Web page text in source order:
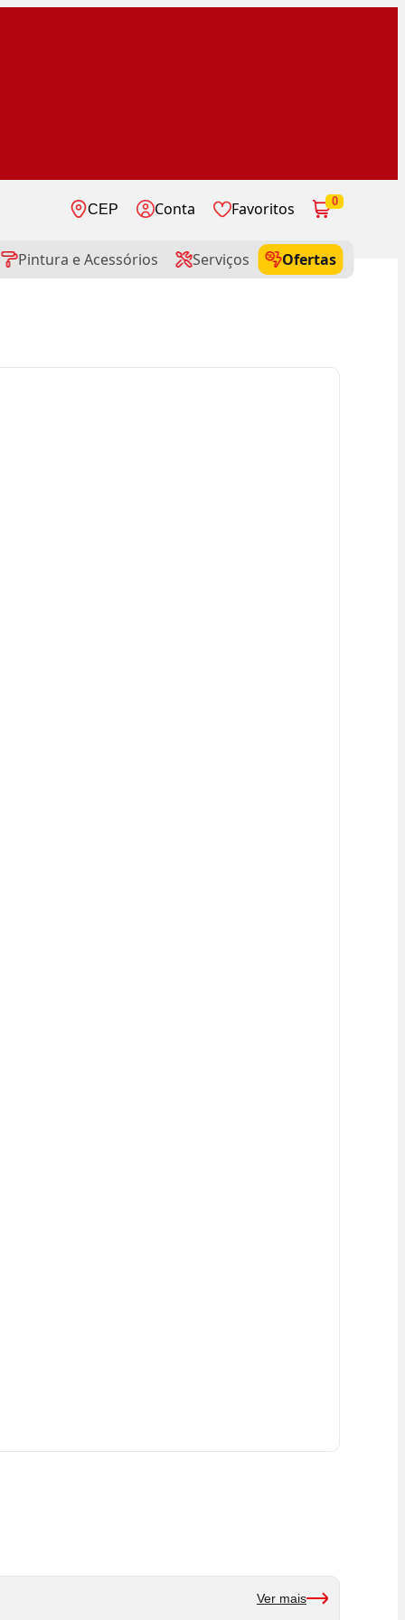
CEP Conta Favoritos 0
Pintura e Acessórios Serviços
Ofertas
Ver mais